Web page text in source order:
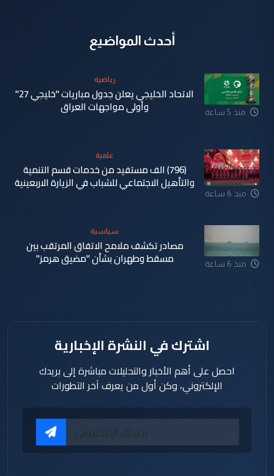
أحدث المواضيع
منذ 5 ساعة
رياضية
الاتحاد الخليجي يعلن جدول مباريات "خليجي 27"
وأولى مواجهات العراق
منذ 6 ساعة
علمية
(796) الف مستفيد من خدمات قسم التنمية
والتأهيل الاجتماعي للشباب في الزيارة الاربعينية
منذ 6 ساعة
سياسية
مصادر تكشف ملامح الاتفاق المرتقب بين
مسقط وطهران بشأن "مضيق هرمز"
اشترك في النشرة الإخبارية
احصل على أهم الأخبار والتحليلات مباشرة إلى بريدك
الإلكتروني، وكن أول من يعرف آخر التطورات